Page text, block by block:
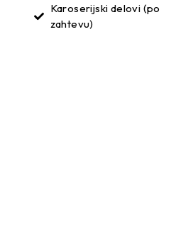
Karoserijski delovi (po
zahtevu)